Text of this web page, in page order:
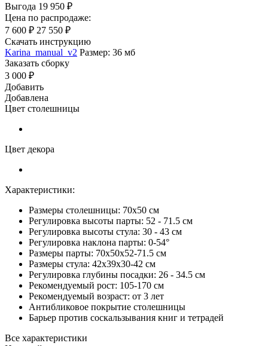
Выгода 19 950 ₽
Цена по распродаже:
7 600 ₽ 27 550 ₽
Скачать инструкцию
Karina_manual_v2 Размер: 36 мб
Заказать сборку
3 000 ₽
Добавить
Добавлена
Цвет столешницы
Цвет декора
Характеристики:
Размеры столешницы: 70x50 см
Регулировка высоты парты: 52 - 71.5 см
Регулировка высоты стула: 30 - 43 см
Регулировка наклона парты: 0-54°
Размеры парты: 70x50x52-71.5 см
Размеры стула: 42x39x30-42 см
Регулировка глубины посадки: 26 - 34.5 см
Рекомендуемый рост: 105-170 см
Рекомендуемый возраст: от 3 лет
Антибликовое покрытие столешницы
Барьер против соскальзывания книг и тетрадей
Все характеристики